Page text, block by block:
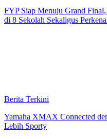
FYP Siap Menuju Grand
di 8 Sekolah Sekaligus
Berita Terkini
Yamaha XMAX Connected
Lebih Sporty